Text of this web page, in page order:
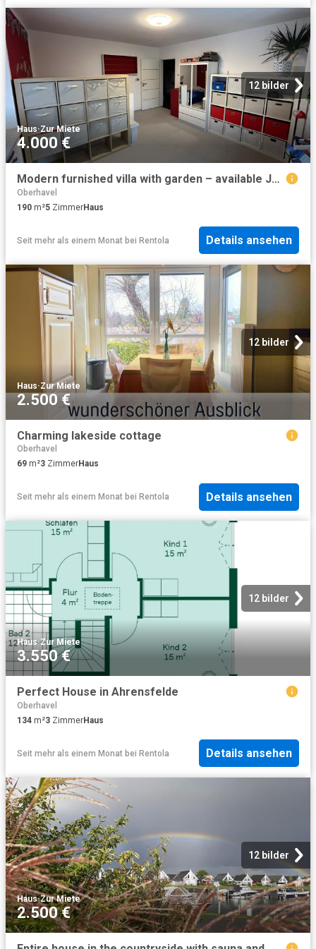
12 bilder
Haus·Zur Miete
4.000 €
Modern furnished villa with garden – available July 2026
Oberhavel
190 m²5 ZimmerHaus
Seit mehr als einem Monat bei Rentola Details ansehen
12 bilder
Haus·Zur Miete
2.500 €
Charming lakeside cottage
Oberhavel
69 m²3 ZimmerHaus
Seit mehr als einem Monat bei Rentola Details ansehen
12 bilder
Haus·Zur Miete
3.550 €
Perfect House in Ahrensfelde
Oberhavel
134 m²3 ZimmerHaus
Seit mehr als einem Monat bei Rentola Details ansehen
12 bilder
Haus·Zur Miete
2.500 €